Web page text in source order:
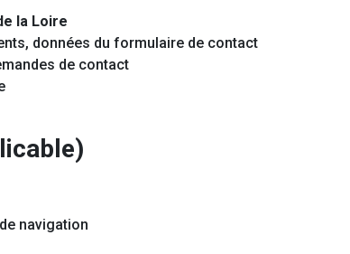
la Loire
données du formulaire de contact
de contact
navigation